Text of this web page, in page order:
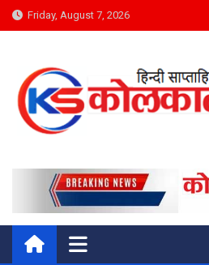
Skip
to
Friday, August 7, 2026
Kolkata Saransh
समाज का आईना